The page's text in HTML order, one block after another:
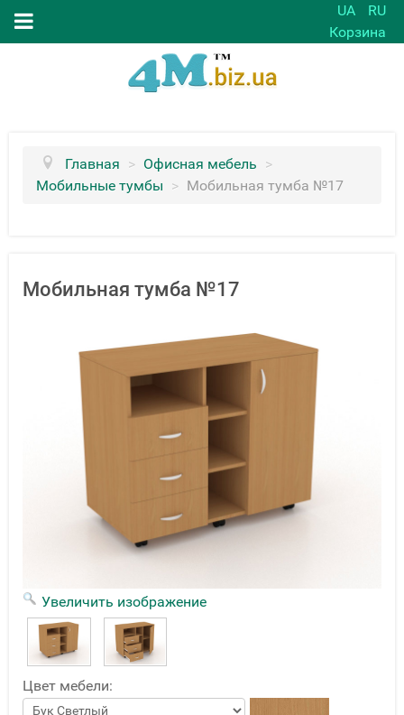
UA
RU
Корзина
Главная > Офисная мебель >
Мобильные тумбы > Мобильная тумба №17
Мобильная тумба №17
Увеличить изображение
Цвет мебели: